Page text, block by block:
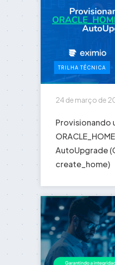
TRILHA TÉCNICA
24 de março de
Provisionando
AutoUpgrade
create_home)